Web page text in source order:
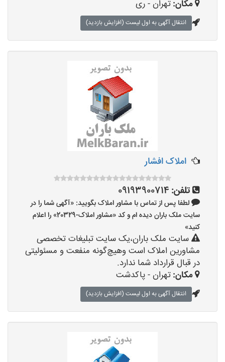
مکان:تهران - ری
انتقال آگهی به اول لیست (افزایش بازدید)
املاک افشار
تلفن: 09193900714
لطفا پس از تماس با مشاور املاک بگویید: «آگهی شما را در
سایت ملک باران دیده ام و کد «مشاور املاک-20329» را اعلام
کنید»
سایت ملک باران،یک سایت تبلیغات تخصصی
مشاورین املاک است وهیچ‌گونه منفعت و مسئولیتی
در قبال قرارداد شما ندارد.
مکان:تهران - پاکدشت
انتقال آگهی به اول لیست (افزایش بازدید)